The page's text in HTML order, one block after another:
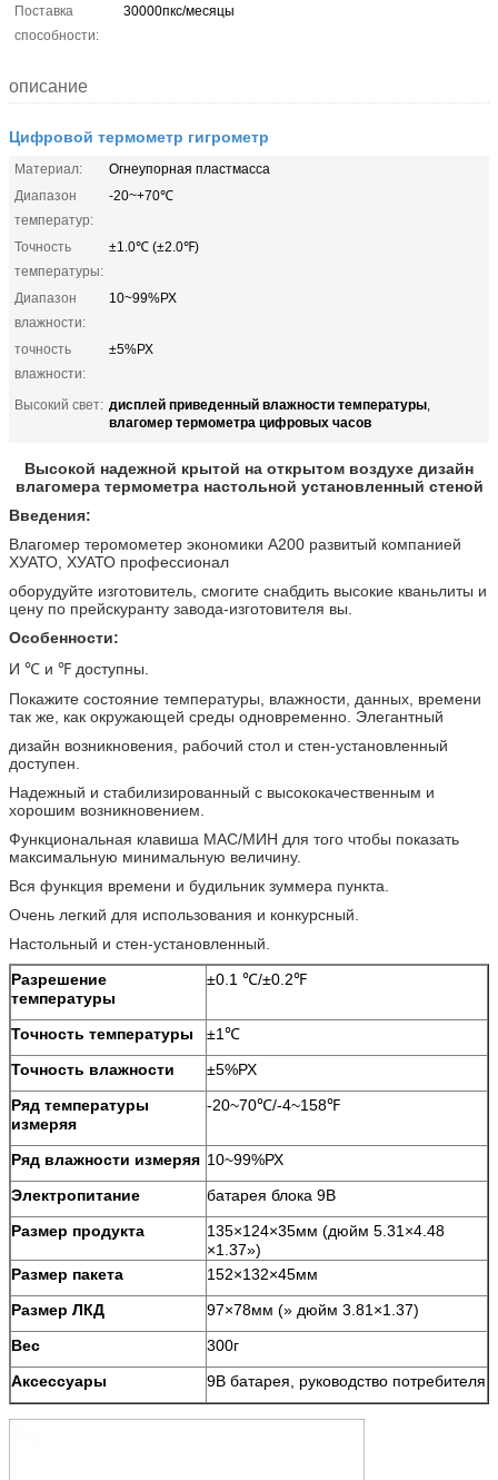
Поставка
способности:
30000пкс/месяцы
описание
Цифровой термометр гигрометр
Материал:
Огнеупорная пластмасса
Диапазон
температур:
-20~+70℃
Точность
температуры:
±1.0℃ (±2.0℉)
Диапазон
влажности:
10~99%РХ
точность
влажности:
±5%РХ
Высокий свет: дисплей приведенный влажности температуры,
влагомер термометра цифровых часов
Высокой надежной крытой на открытом воздухе дизайн
влагомера термометра настольной установленный стеной
Введения:
Влагомер теромометер экономики А200 развитый компанией
ХУАТО, ХУАТО профессионал
оборудуйте изготовитель, смогите снабдить высокие кваньлиты и
цену по прейскуранту завода-изготовителя вы.
Особенности:
И ℃ и ℉ доступны.
Покажите состояние температуры, влажности, данных, времени
так же, как окружающей среды одновременно. Элегантный
дизайн возникновения, рабочий стол и стен-установленный
доступен.
Надежный и стабилизированный с высококачественным и
хорошим возникновением.
Функциональная клавиша МАС/МИН для того чтобы показать
максимальную минимальную величину.
Вся функция времени и будильник зуммера пункта.
Очень легкий для использования и конкурсный.
Настольный и стен-установленный.
Разрешение
температуры
±0.1 ℃/±0.2℉
Точность температуры
±1℃
Точность влажности
±5%РХ
Ряд температуры
измеряя
-20~70℃/-4~158℉
Ряд влажности измеряя 10~99%РХ
Электропитание
батарея блока 9В
Размер продукта
135×124×35мм (дюйм 5.31×4.48
×1.37»)
Размер пакета
152×132×45мм
Размер ЛКД
97×78мм (» дюйм 3.81×1.37)
Вес
300г
Аксессуары
9В батарея, руководство потребителя